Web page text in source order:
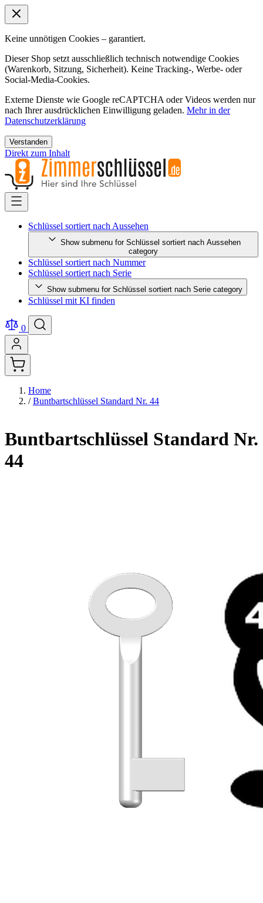
Keine unnötigen Cookies – garantiert.
Dieser Shop setzt ausschließlich technisch notwendige Cookies
(Warenkorb, Sitzung, Sicherheit). Keine Tracking-, Werbe- oder
Social-Media-Cookies.
Externe Dienste wie Google reCAPTCHA oder Videos werden nur
nach Ihrer ausdrücklichen Einwilligung geladen. Mehr in der
Datenschutzerklärung
Verstanden
Direkt zum Inhalt
Schlüssel sortiert nach Aussehen
Show submenu for Schlüssel sortiert nach Aussehen
category
Schlüssel sortiert nach Nummer
Schlüssel sortiert nach Serie
Show submenu for Schlüssel sortiert nach Serie category
Schlüssel mit KI finden
0
Home
/ Buntbartschlüssel Standard Nr. 44
Buntbartschlüssel Standard Nr.
44